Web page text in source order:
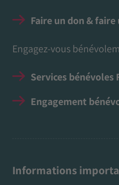
Faire un don &
Engagez-vous
Services bénévoles
Engagement
Informations